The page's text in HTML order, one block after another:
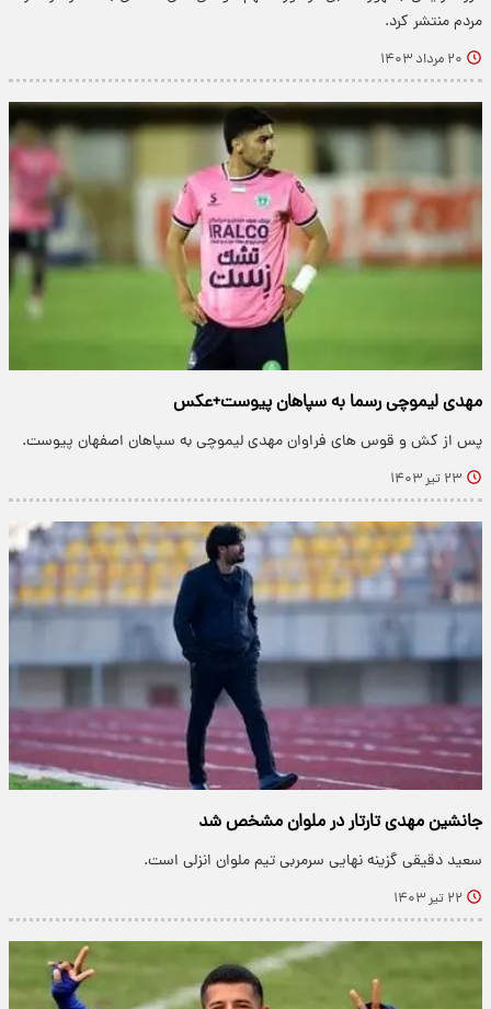
مردم منتشر کرد.
۲۰ مرداد ۱۴۰۳
مهدی لیموچی رسما به سپاهان پیوست+عکس
پس از کش و قوس های فراوان مهدی لیموچی به سپاهان اصفهان پیوست.
۲۳ تیر ۱۴۰۳
جانشین مهدی تارتار در ملوان مشخص شد
سعید دقیقی گزینه نهایی سرمربی تیم ملوان انزلی است.
۲۲ تیر ۱۴۰۳